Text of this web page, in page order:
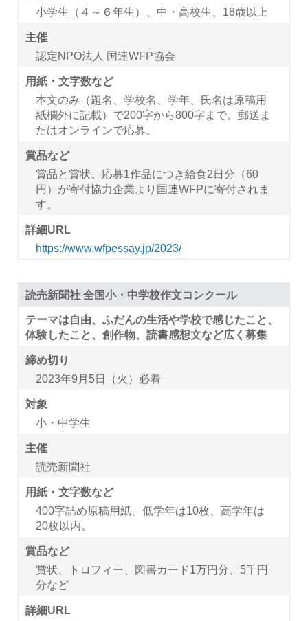
小学生（４～６年生）、中・高校生、18歳以上
主催
認定NPO法人 国連WFP協会
用紙・文字数など
本文のみ（題名、学校名、学年、氏名は原稿用
紙欄外に記載）で200字から800字まで。郵送ま
たはオンラインで応募。
賞品など
賞品と賞状。応募1作品につき給食2日分（60
円）が寄付協力企業より国連WFPに寄付されま
す。
詳細URL
https://www.wfpessay.jp/2023/
読売新聞社 全国小・中学校作文コンクール
テーマは自由、ふだんの生活や学校で感じたこと、
体験したこと、創作物、読書感想文など広く募集
締め切り
2023年9月5日（火）必着
対象
小・中学生
主催
読売新聞社
用紙・文字数など
400字詰め原稿用紙、低学年は10枚、高学年は
20枚以内。
賞品など
賞状、トロフィー、図書カード1万円分、5千円
分など
詳細URL